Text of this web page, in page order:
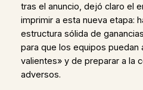
tras el anuncio, dejó claro el
imprimir a esta nueva etapa:
estructura sólida de
para que los equipos puedan
valientes» y de preparar a la
adversos.